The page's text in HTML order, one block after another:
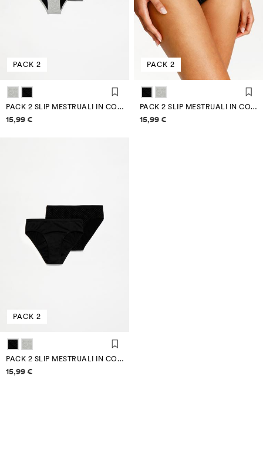
PACK 2
PACK 2 SLIP MESTRUALI IN COTONE
Informazioni sui prezzi
15,99 €
PACK 2
PACK 2 SLIP MESTRUALI IN COTONE
Informazioni sui prezzi
15,99 €
PACK 2
PACK 2 SLIP MESTRUALI IN COTONE
Informazioni sui prezzi
15,99 €